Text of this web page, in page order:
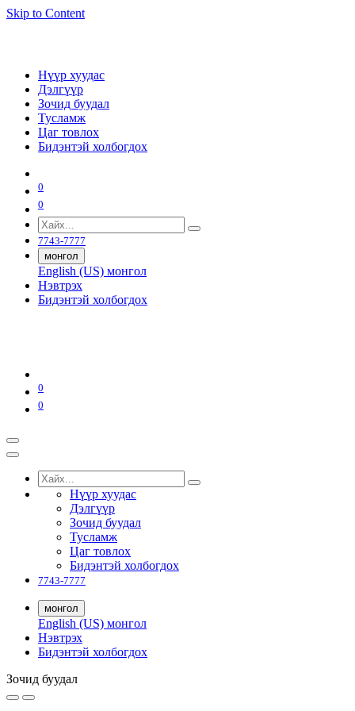
Skip to Content
Нүүр хуудас
Дэлгүүр
Зочид буудал
Тусламж
Цаг товлох
Бидэнтэй холбогдох
0
0
7743-7777
монгол
English (US) монгол
Нэвтрэх
Бидэнтэй холбогдох
0
0
Нүүр хуудас
Дэлгүүр
Зочид буудал
Тусламж
Цаг товлох
Бидэнтэй холбогдох
7743-7777
монгол
English (US) монгол
Нэвтрэх
Бидэнтэй холбогдох
Зочид буудал